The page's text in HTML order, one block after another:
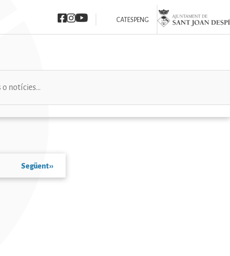
Imatge
Imatge
Imatge CAT ESPENG
Imatge
Següent››